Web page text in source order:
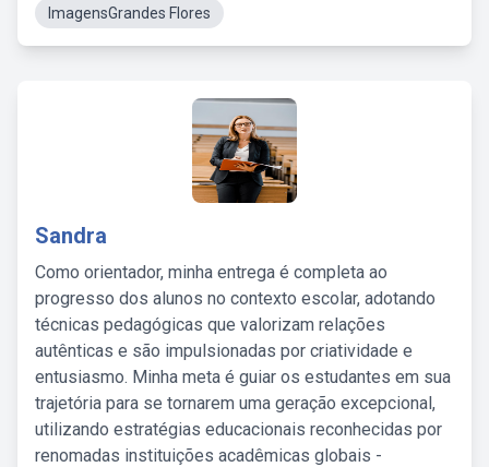
ImagensGrandes Flores
Sandra
Como orientador, minha entrega é completa ao
progresso dos alunos no contexto escolar, adotando
técnicas pedagógicas que valorizam relações
autênticas e são impulsionadas por criatividade e
entusiasmo. Minha meta é guiar os estudantes em sua
trajetória para se tornarem uma geração excepcional,
utilizando estratégias educacionais reconhecidas por
renomadas instituições acadêmicas globais -